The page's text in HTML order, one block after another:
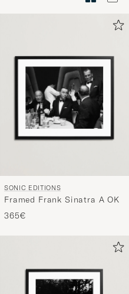
omaan
tyyliisi
sopivan
lajittelun
tuotteille
SONIC EDITIONS
Framed Frank Sinatra A OK
365€